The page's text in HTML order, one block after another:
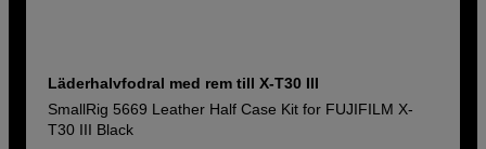
Läderhalvfodral med rem till X-T30 III
SmallRig 5669 Leather Half Case Kit for FUJIFILM X-
T30 III Black